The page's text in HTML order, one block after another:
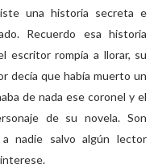
una historia secreta e
Recuerdo esa historia
escritor rompía a llorar, su
decía que había muerto un
de nada ese coronel y el
de su novela. Son
nadie salvo algún lector